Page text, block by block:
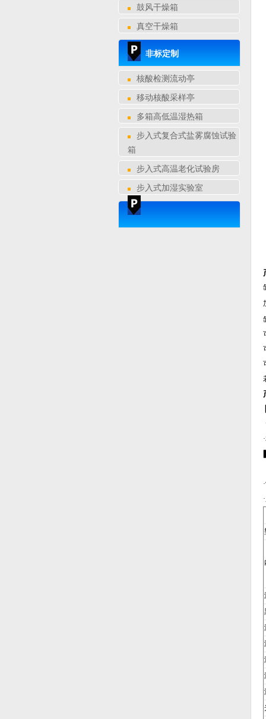
鼓风干燥箱
真空干燥箱
非标定制
核酸检测流动亭
移动核酸采样亭
多箱高低温湿热箱
步入式复合式盐雾腐蚀试验
箱
步入式高温老化试验房
步入式加湿实验室